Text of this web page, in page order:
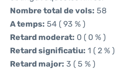
Nombre total de vols: 58
A temps: 54 ( 93 % )
Retard moderat: 0 ( 0 % )
Retard significatiu: 1 ( 2 % )
Retard major: 3 ( 5 % )